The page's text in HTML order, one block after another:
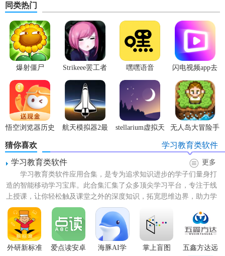
【慧学星安卓版功能】
1. 在线课程学习：提供海量视频课程，涵盖中小学至高等教
同类热门
爆射僵尸 Strikeee罢工者 嘿嘿语音
闪电视频app去
广告版
悟空浏览器历史
版本
航天模拟器2最
stellarium虚拟天
无人岛大冒险手
机版
猜你喜欢
学习教育类软件
学习教育类软件
更多
学习教育类软件应用合集，是专为追求知识进步的学子们量身打
造的智能移动学习宝库。此合集汇集了众多顶尖学习平台，专注于线
上授课，让你轻松触及课堂之外的深度知识，拓宽思维边界，助力学
业稳步提升。无论是小学生...
外研新标准
爱点读安卓
海豚AI学 掌上盲图
五鑫方达远